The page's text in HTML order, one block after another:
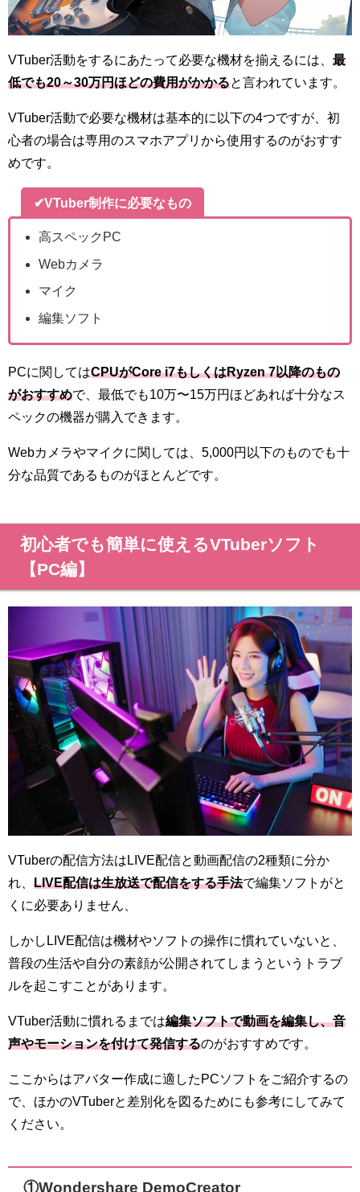
VTuber活動をするにあたって必要な機材を揃えるには、 最
低でも20～30万円ほどの費用がかかると言われています。
VTuber活動で必要な機材は基本的に以下の4つですが、初
心者の場合は専用のスマホアプリから使用するのがおすす
めです。
✔VTuber制作に必要なもの
高スペックPC
Webカメラ
マイク
編集ソフト
PCに関してはCPUがCore i7もしくはRyzen 7以降のもの
がおすすめで、最低でも10万〜15万円ほどあれば十分なス
ペックの機器が購入できます。
Webカメラやマイクに関しては、5,000円以下のものでも十
分な品質であるものがほとんどです。
初心者でも簡単に使えるVTuberソフト
【PC編】
VTuberの配信方法はLIVE配信と動画配信の2種類に分か
れ、 LIVE配信は生放送で配信をする手法で編集ソフトがと
くに必要ありません、
しかしLIVE配信は機材やソフトの操作に慣れていないと、
普段の生活や自分の素顔が公開されてしまうというトラブ
ルを起こすことがあります。
VTuber活動に慣れるまでは編集ソフトで動画を編集し、音
声やモーションを付けて発信するのがおすすめです。
ここからはアバター作成に適したPCソフトをご紹介するの
で、ほかのVTuberと差別化を図るためにも参考にしてみて
ください。
①Wondershare DemoCreator